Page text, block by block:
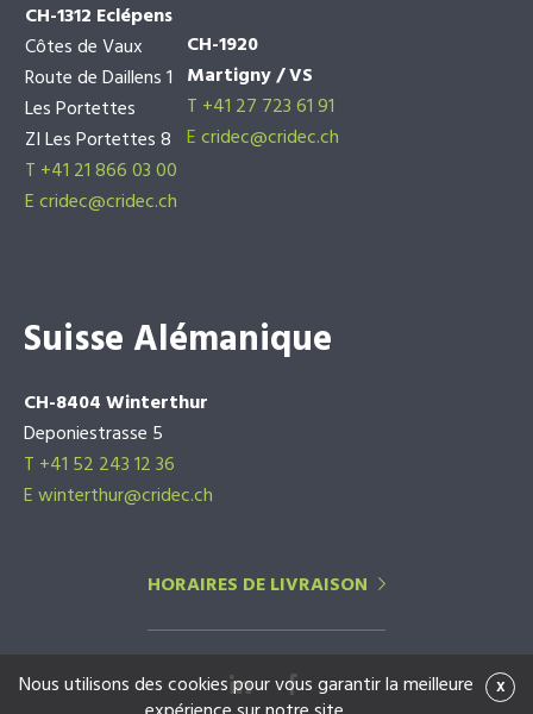
CH-1312 Eclépens
Côtes de Vaux
Route de Daillens 1
Les Portettes
ZI Les Portettes 8
T +41 21 866 03 00
Ecridec@cridec.ch
CH-1920
Martigny / VS
T +41 27 723 61 91
Ecridec@cridec.ch
Suisse Alémanique
CH-8404 Winterthur
Deponiestrasse 5
T +41 52 243 12 36
E winterthur@cridec.ch
HORAIRES DE LIVRAISON
x
Nous utilisons des cookies pour vous garantir la meilleure